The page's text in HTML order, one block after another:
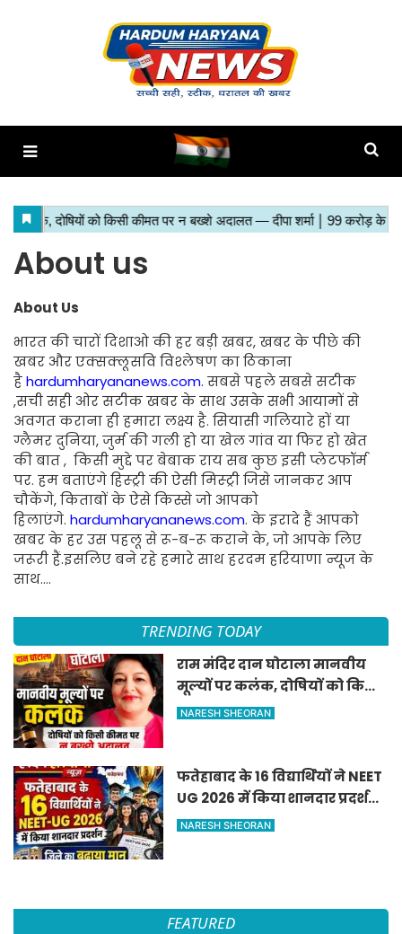
About us
About Us
भारत की चारों दिशाओ की हर बड़ी खबर, खबर के पीछे की
खबर और एक्सक्लूसवि विश्लेषण का ठिकाना
हैhardumharyananews.com. सबसे पहले सबसे सटीक
,सची सही ओर सटीक खबर के साथ उसके सभी आयामों से
अवगत कराना ही हमारा लक्ष्य है. सियासी गलियारे हों या
ग्लैमर दुनिया, जुर्म की गली हो या खेल गांव या फिर हो खेत
की बात , किसी मुद्दे पर बेबाक राय सब कुछ इसी प्लेटफॉर्म
पर. हम बताएंगे हिस्ट्री की ऐसी मिस्ट्री जिसे जानकर आप
चौकेंगे, किताबों के ऐसे किस्से जो आपको
हिलाएंगे. hardumharyananews.com. के इरादे हैं आपको
खबर के हर उस पहलू से रू-ब-रू कराने के, जो आपके लिए
जरूरी हैं.इसलिए बने रहे हमारे साथ हरदम हरियाणा न्यूज के
साथ....
TRENDING TODAY
राम मंदिर दान घोटाला मानवीय
मूल्यों पर कलंक, दोषियों को किसी
कीमत पर न बख्शे अदालत — दीपा
NARESH SHEORAN
फतेहाबाद के 16 विद्यार्थियों ने NEET
UG 2026 में किया शानदार प्रदर्शन
जिले का बढ़ाया मान
NARESH SHEORAN
FEATURED